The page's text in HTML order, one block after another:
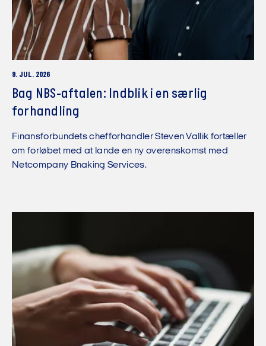
9. JUL. 2026
Bag NBS-aftalen: Indblik i en særlig
forhandling
Finansforbundets chefforhandler Steven Vallik fortæller
om forløbet med at lande en ny overenskomst med
Netcompany Bnaking Services.